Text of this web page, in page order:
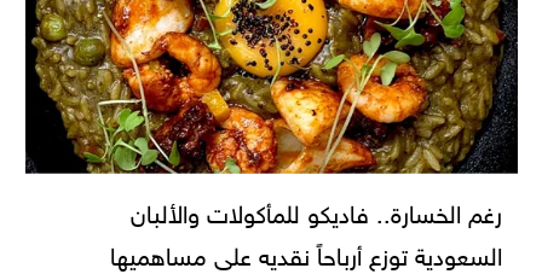
رغم الخسارة.. فاديكو للمأكولات والألبان
السعودية توزع أرباحاً نقديه على مساهميها